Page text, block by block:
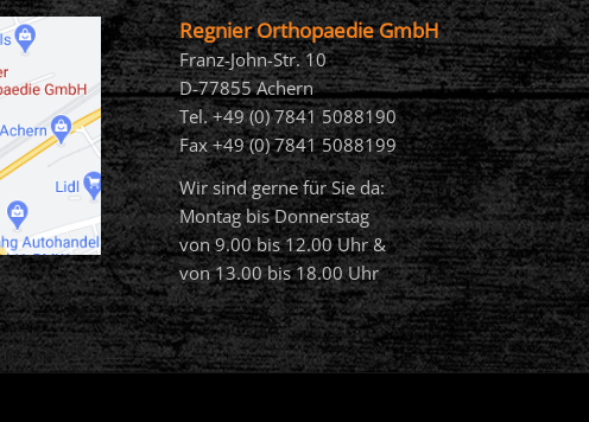
Regnier Orthopaedie GmbH
Franz-John-Str. 10
D-77855 Achern
Tel. +49 (0) 7841 5088190
Fax +49 (0) 7841 5088199
Wir sind gerne für Sie da:
Montag bis Donnerstag
von 9.00 bis 12.00 Uhr &
von 13.00 bis 18.00 Uhr